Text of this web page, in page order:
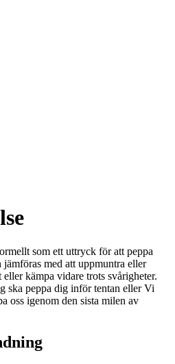
som ett uttryck för att peppa
med att uppmuntra eller
kämpa vidare trots svårigheter.
ska peppa dig inför tentan eller Vi
oss igenom den sista milen av